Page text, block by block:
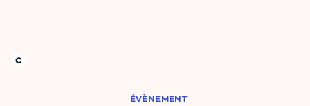
ÉVÈNEMENT